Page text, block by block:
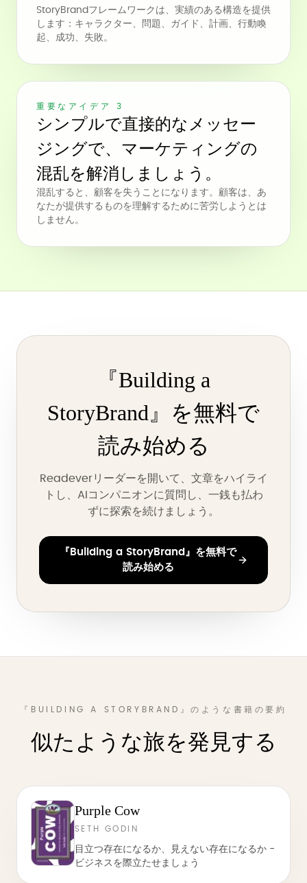
StoryBrandフレームワークは、実績のある構造を提供
します：キャラクター、問題、ガイド、計画、行動喚
起、成功、失敗。
重要なアイデア 3
シンプルで直接的なメッセー
ジングで、マーケティングの
混乱を解消しましょう。
混乱すると、顧客を失うことになります。顧客は、あ
なたが提供するものを理解するために苦労しようとは
しません。
『Building a
StoryBrand』を無料で
読み始める
Readeverリーダーを開いて、文章をハイライ
トし、AIコンパニオンに質問し、一銭も払わ
ずに探索を続けましょう。
『Building a StoryBrand』を無料で
読み始める
『BUILDING A STORYBRAND』のような書籍の要約
似たような旅を発見する
Purple Cow
SETH GODIN
目立つ存在になるか、見えない存在になるか -
ビジネスを際立たせましょう